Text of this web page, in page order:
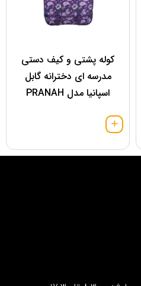
کوله پشتی و کیف دستی
مدرسه ای دخترانه گابل
اسپانیا مدل PRANAH